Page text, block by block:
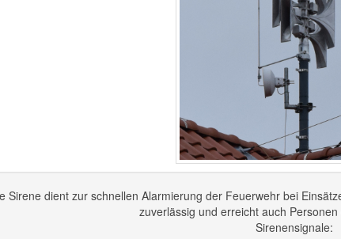
Sirene dient zur schnellen Alarmierung der Feuerwehr bei
zuverlässig und erreicht auch
Sirenensignale: